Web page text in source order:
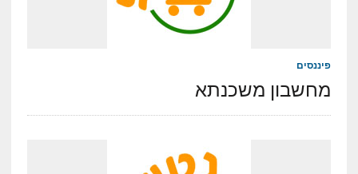
פיננסים
מחשבון משכנתא